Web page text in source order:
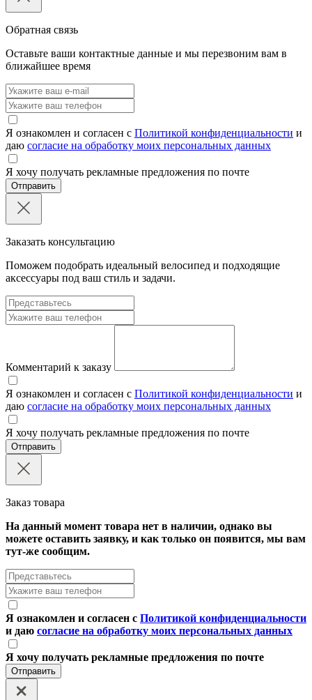
Обратная связь
Оставьте ваши контактные данные и мы перезвоним вам в
ближайшее время
Я ознакомлен и согласен с Политикой конфиденциальности и
даю согласие на обработку моих персональных данных
Я хочу получать рекламные предложения по почте
Отправить
Заказать консультацию
Поможем подобрать идеальный велосипед и подходящие
аксессуары под ваш стиль и задачи.
Комментарий к заказу
Я ознакомлен и согласен с Политикой конфиденциальности и
даю согласие на обработку моих персональных данных
Я хочу получать рекламные предложения по почте
Отправить
Заказ товара
На данный момент товара нет в наличии, однако вы
можете оставить заявку, и как только он появится, мы вам
тут-же сообщим.
Я ознакомлен и согласен с Политикой конфиденциальности
и даю согласие на обработку моих персональных данных
Я хочу получать рекламные предложения по почте
Отправить